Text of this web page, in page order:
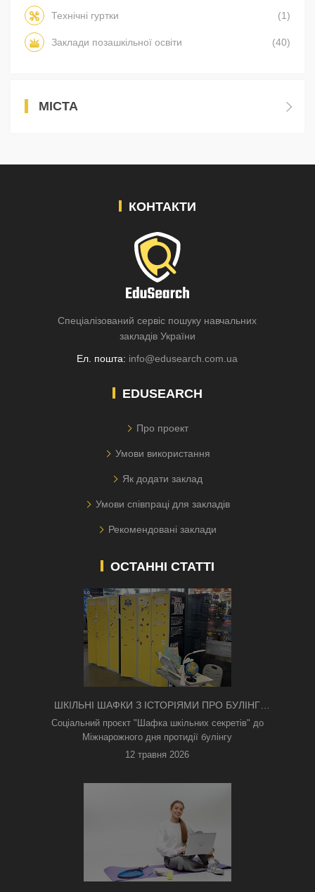
Технічні гуртки (1)
Заклади позашкільної освіти (40)
МІСТА
КОНТАКТИ
Спеціалізований сервіс пошуку навчальних
закладів України
Ел. пошта: info@edusearch.com.ua
EDUSEARCH
Про проект
Умови використання
Як додати заклад
Умови співпраці для закладів
Рекомендовані заклади
ОСТАННІ СТАТТІ
ШКІЛЬНІ ШАФКИ З ІСТОРІЯМИ ПРО БУЛІНГ
З'ЯВИЛИСЯ В КИЄВІ
Соціальний проєкт "Шафка шкільних секретів" до
Міжнарожного дня протидії булінгу
12 травня 2026